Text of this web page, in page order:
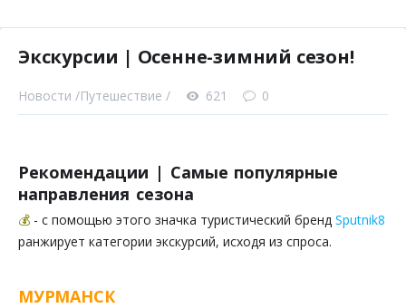
Экскурсии | Осенне-зимний сезон!
Новости /Путешествие / 621 0
Рекомендации | Самые популярные
направления сезона
💰 - с помощью этого значка туристический бренд Sputnik8
ранжирует категории экскурсий, исходя из спроса.
МУРМАНСК